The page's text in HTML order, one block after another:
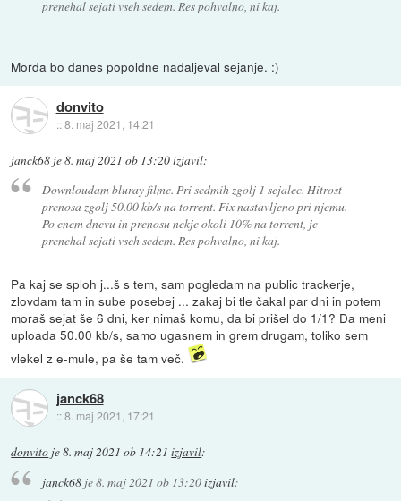
prenehal sejati vseh sedem. Res pohvalno, ni kaj.
Morda bo danes popoldne nadaljeval sejanje. :)
donvito
::8. maj 2021, 14:21
janck68 je8. maj 2021 ob 13:20izjavil:
Downloudam bluray filme. Pri sedmih zgolj 1 sejalec. Hitrost
prenosa zgolj 50.00 kb/s na torrent. Fix nastavljeno pri njemu.
Po enem dnevu in prenosu nekje okoli 10% na torrent, je
prenehal sejati vseh sedem. Res pohvalno, ni kaj.
Pa kaj se sploh j...š s tem, sam pogledam na public trackerje,
zlovdam tam in sube posebej ... zakaj bi tle čakal par dni in potem
moraš sejat še 6 dni, ker nimaš komu, da bi prišel do 1/1? Da meni
uploada 50.00 kb/s, samo ugasnem in grem drugam, toliko sem
vlekel z e-mule, pa še tam več.
janck68
::8. maj 2021, 17:21
donvito je8. maj 2021 ob 14:21 izjavil:
janck68je8. maj 2021 ob 13:20izjavil: